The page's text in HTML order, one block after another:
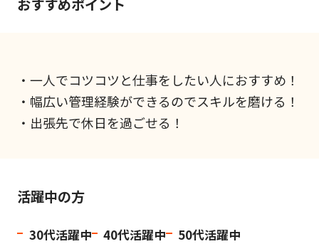
おすすめポイント
・一人でコツコツと仕事をしたい人におすすめ！
・幅広い管理経験ができるのでスキルを磨ける！
・出張先で休日を過ごせる！
活躍中の方
30代活躍中 40代活躍中
50代活躍中